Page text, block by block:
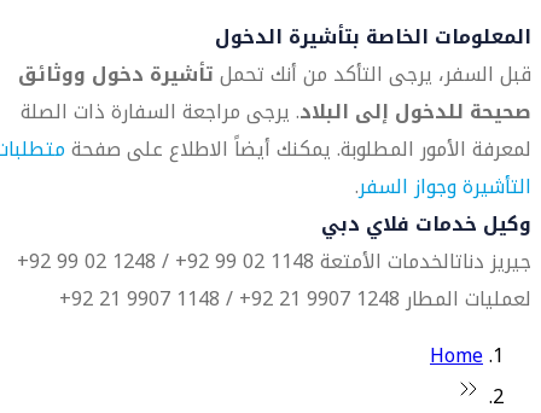
المعلومات الخاصة بتأشيرة الدخول
قبل السفر، يرجى التأكد من أنك تحملتأشيرة دخول ووثائق
صحيحة للدخول إلى البلاد. يرجى مراجعة السفارة ذات الصلة
لمعرفة الأمور المطلوبة. يمكنك أيضاً الاطلاع على صفحة
التأشيرة وجواز السفر.
وكيل خدمات فلاي دبي
جيريز دناتالخدمات الأمتعة 1148 02 99 92+ / 1248 02 99 92+
لعمليات المطار 1248 9907 21 92+ / 1148 9907 21 92+
Home